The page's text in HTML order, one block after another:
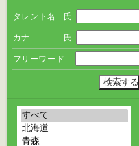
タレント名 氏
カナ 氏
フリーワード